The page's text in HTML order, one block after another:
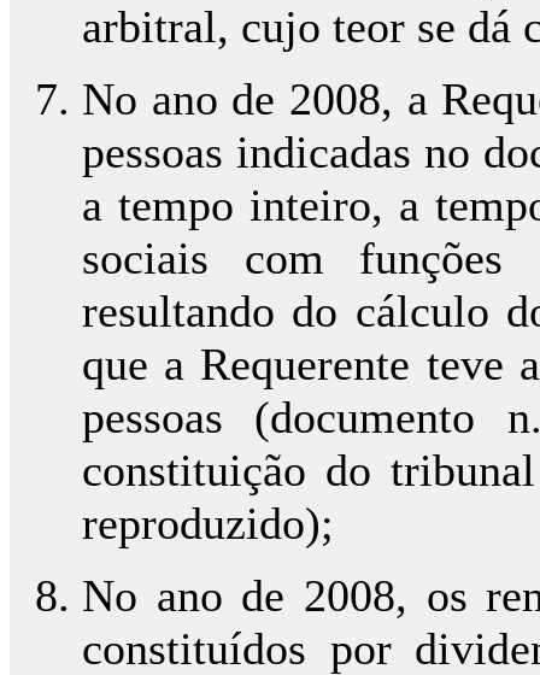
arbitral, cujo teor se dá
No ano de 2008, a
pessoas indicadas no
a tempo inteiro, a
sociais com funções
resultando do cálculo
que a Requerente teve
pessoas
constituição do
reproduzido);
No ano de 2008, os
constituídos por